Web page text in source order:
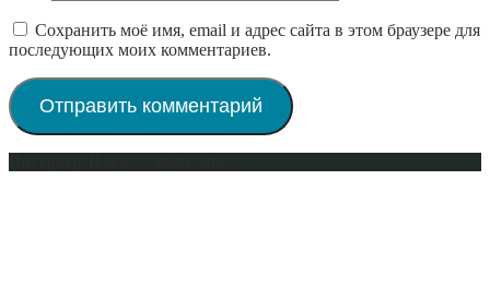
Сохранить моё имя, email и адрес сайта в этом браузере для
последующих моих комментариев.